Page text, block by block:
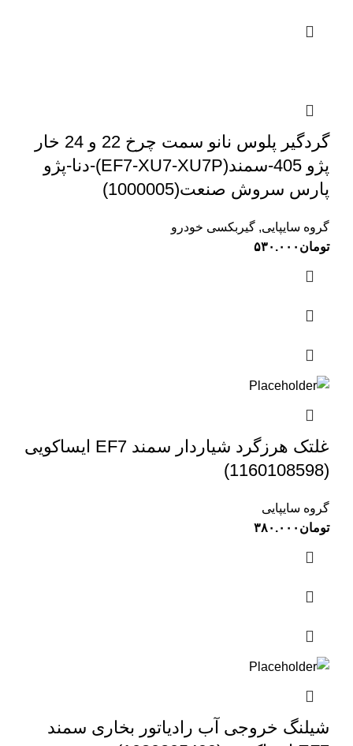
گردگیر پلوس نانو سمت چرخ 22 و 24 خار
پژو 405-سمند(EF7-XU7-XU7P)-دنا-پژو
پارس سروش صنعت(1000005)
گروه سایپایی, گیربکسی خودرو
تومان ۵۳۰.۰۰۰
غلتک هرزگرد شیاردار سمند EF7 ایساکویی
(1160108598)
گروه سایپایی
تومان ۳۸۰.۰۰۰
شیلنگ خروجی آب رادیاتور بخاری سمند